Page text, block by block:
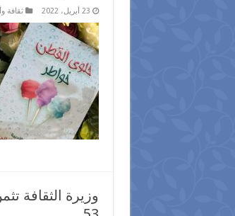
23 أبريل، 2022 ثقافة
وزيرة الثقافة